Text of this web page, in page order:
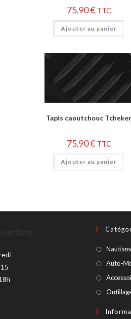
75,90€ TTC
Ajouter au panier
Tapis caoutchouc Tcheker
75,90€ TTC
Ajouter au panier
Auto-